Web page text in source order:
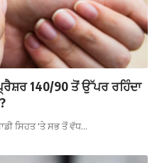
140/90 ਤੋਂ ਉੱਪਰ ਰਹਿੰਦਾ
ਸਿਹਤ 'ਤੇ ਸਭ ਤੋਂ ਵੱਧ…